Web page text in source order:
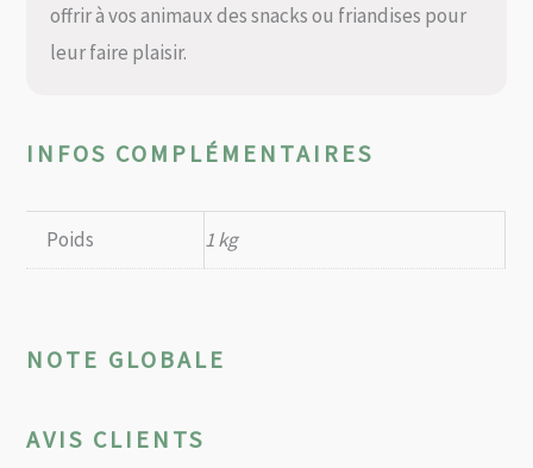
offrir à vos animaux des snacks ou friandises pour
leur faire plaisir.
INFOS COMPLÉMENTAIRES
Poids 1 kg
NOTE GLOBALE
AVIS CLIENTS